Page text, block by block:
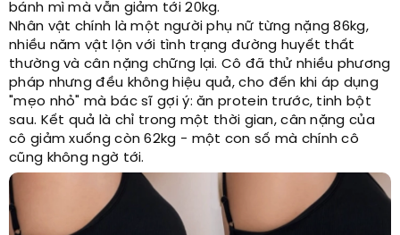
bánh mì mà vẫn giảm tới 20kg.
Nhân vật chính là một người phụ nữ từng nặng 86kg,
nhiều năm vật lộn với tình trạng đường huyết thất
thường và cân nặng chững lại. Cô đã thử nhiều phương
pháp nhưng đều không hiệu quả, cho đến khi áp dụng
"mẹo nhỏ" mà bác sĩ gợi ý: ăn protein trước, tinh bột
sau. Kết quả là chỉ trong một thời gian, cân nặng của
cô giảm xuống còn 62kg - một con số mà chính cô
cũng không ngờ tới.